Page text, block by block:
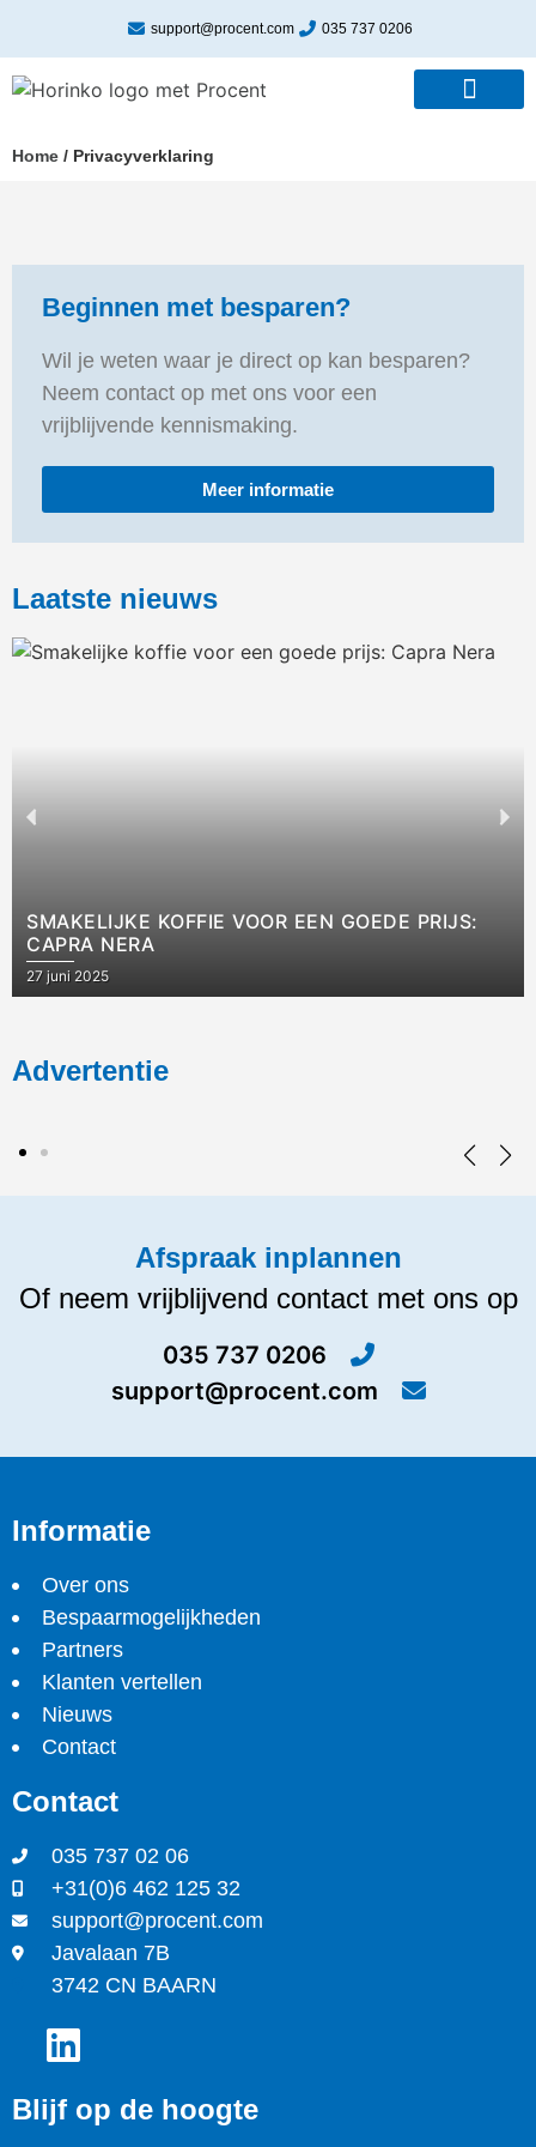
support@procent.com 035 737 0206
Home / Privacyverklaring
Beginnen met besparen?
Wil je weten waar je direct op kan besparen?
Neem contact op met ons voor een
vrijblijvende kennismaking.
Meer informatie
Laatste nieuws
SMAKELIJKE KOFFIE VOOR EEN GOEDE PRIJS:
CAPRA NERA
27 juni 2025
Advertentie
Afspraak inplannen
Of neem vrijblijvend contact met ons op
035 737 0206
support@procent.com
Informatie
Over ons
Bespaarmogelijkheden
Partners
Klanten vertellen
Nieuws
Contact
Contact
035 737 02 06
+31(0)6 462 125 32
support@procent.com
Javalaan 7B
3742 CN BAARN
Blijf op de hoogte